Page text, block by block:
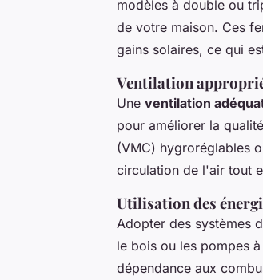
modèles à double ou
de votre maison. Ces
gains solaires, ce qui
Ventilation
Une ventilation
pour améliorer la
(VMC) hygroréglables
circulation de l'air tout
Utilisation des
Adopter des systèmes
le bois ou les pompes
dépendance aux